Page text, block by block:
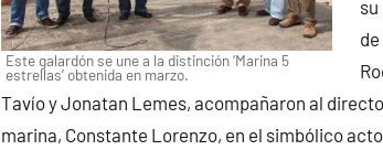
Este galardón se une a la distinción ‘Marina 5
estrellas’ obtenida en marzo.
Tavío y Jonatan Lemes, acompañaron al
marina, Constante Lorenzo, en el simbólico